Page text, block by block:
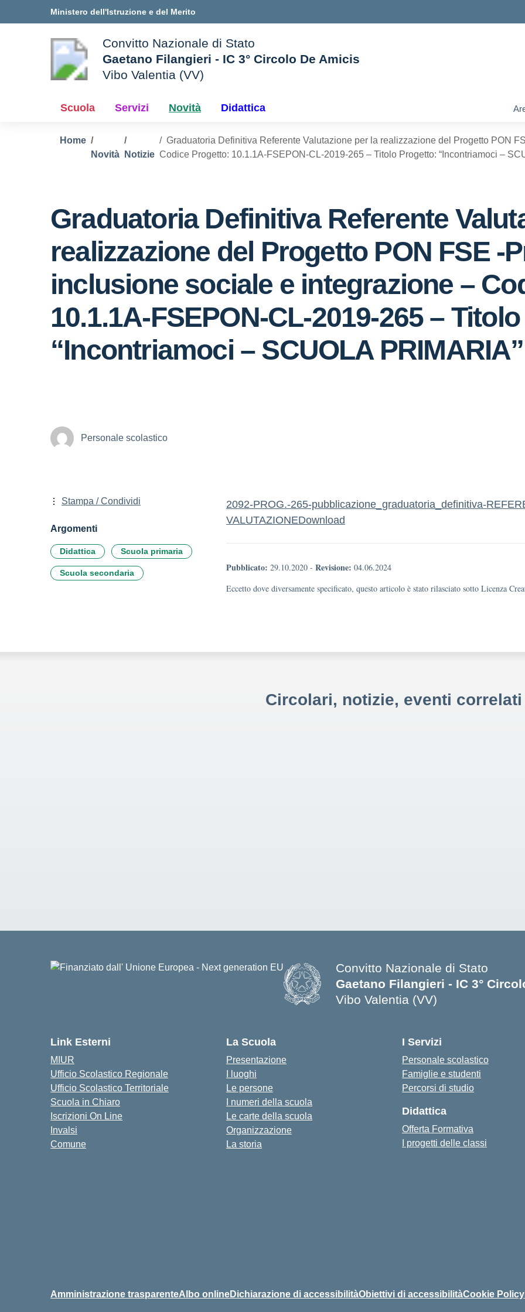
Ministero dell'Istruzione e del Merito
scuola
Convitto Nazionale di Stato
Gaetano Filangieri - IC 3° Circolo De Amicis
Vibo Valentia (VV)
Scuola Servizi Novità Didattica
Home
Novità
Notizie
Graduatoria Definitiva Referente Valutazione per la realizzazione del Progetto PON
Codice Progetto: 10.1.1A-FSEPON-CL-2019-265 – Titolo Progetto: “Incontriamoci –
Graduatoria Definitiva Referente
realizzazione del Progetto PON FSE -
inclusione sociale e integrazione –
10.1.1A-FSEPON-CL-2019-265 –
“Incontriamoci – SCUOLA PRIMARIA”
Personale scolastico
2092-PROG.-265-pubblicazione_graduatoria_definitiva-
VALUTAZIONEDownload
Pubblicato: 29.10.2020 - Revisione: 04.06.2024
Eccetto dove diversamente specificato, questo articolo è stato rilasciato sotto Licenza
Stampa / Condividi
Argomenti
Didattica Scuola primaria
Scuola secondaria
Circolari, notizie, eventi correlati
Convitto Nazionale di Stato
Gaetano Filangieri - IC 3°
Vibo Valentia (VV)
Link Esterni
MIUR
Ufficio Scolastico Regionale
Ufficio Scolastico Territoriale
Scuola in Chiaro
Iscrizioni On Line
Invalsi
Comune
La Scuola
Presentazione
I luoghi
Le persone
I numeri della scuola
Le carte della scuola
Organizzazione
La storia
I Servizi
Personale scolastico
Famiglie e studenti
Percorsi di studio
Didattica
Offerta Formativa
I progetti delle classi
Amministrazione trasparenteAlbo onlineDichiarazione di accessibilitàObiettivi di accessibilitàCookie Policy